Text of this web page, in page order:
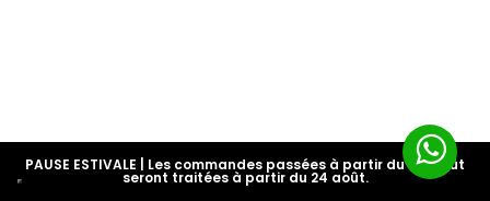
PAUSE ESTIVALE | Les commandes passées à partir du 1er août
seront traitées à partir du 24 août.